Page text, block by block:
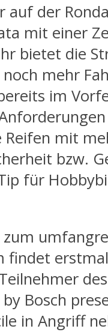
auf der
mit einer
bietet die
mehr
im
Reifen mit
bzw.
für
zum
findet
Bosch
in Angriff